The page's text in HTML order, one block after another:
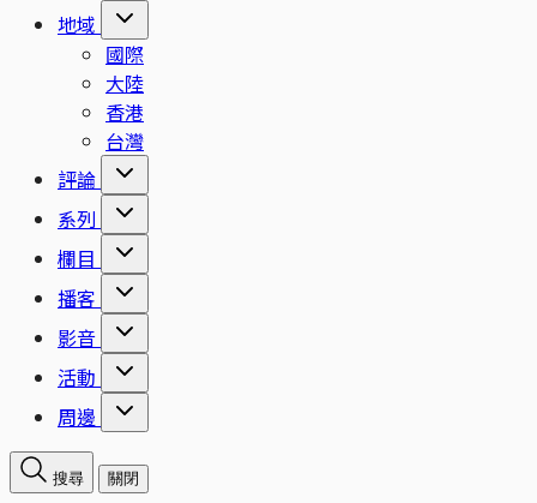
地域
國際
大陸
香港
台灣
評論
系列
欄目
播客
影音
活動
周邊
搜尋 關閉